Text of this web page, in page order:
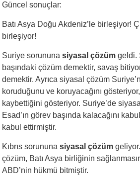
Güncel sonuçlar:
Batı Asya Doğu Akdeniz’le birleşiyor!
birleşiyor!
Suriye sorununasiyasal çözüm geldi.
başındaki çözüm demektir, savaş
demektir. Ayrıca siyasal çözüm
koruduğunu ve koruyacağını
kaybettiğini gösteriyor. Suriye’de
Esad’ın görev başında kalacağını
kabul ettirmiştir.
Kıbrıs sorununasiyasal çözüm geliyor.
çözüm, Batı Asya birliğinin
ABD’nin hükmü bitmiştir.